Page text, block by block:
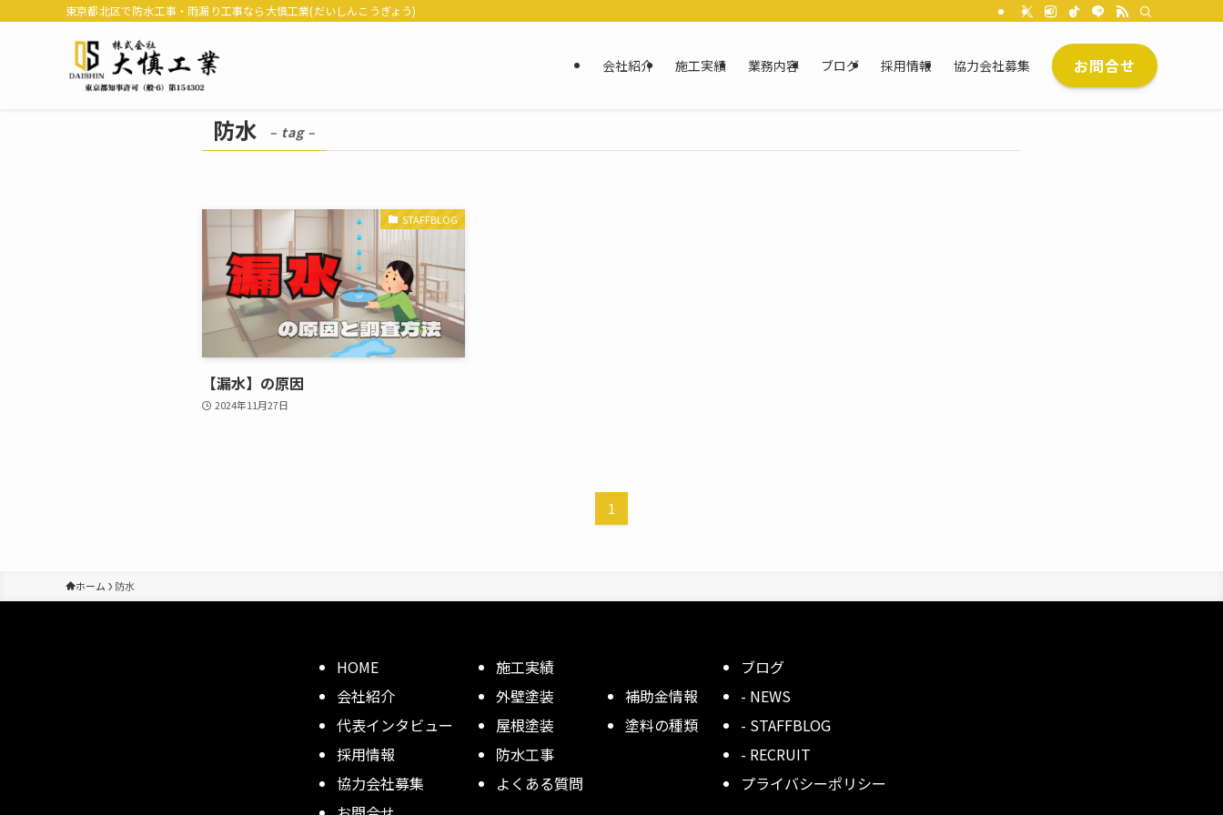
東京都北区で防水工事・雨漏り工事なら大慎工業(だいしんこうぎょう)
会社紹介 施工実績 業務内容 ブログ 採用情報 協力会社募集 お問合せ
防水 – tag –
STAFFBLOG
【漏水】の原因
2024年11月27日
1
ホーム 防水
HOME
会社紹介
代表インタビュー
採用情報
協力会社募集
施工実績
外壁塗装
屋根塗装
防水工事
よくある質問
補助金情報
塗料の種類
ブログ
- NEWS
- STAFFBLOG
- RECRUIT
プライバシーポリシー